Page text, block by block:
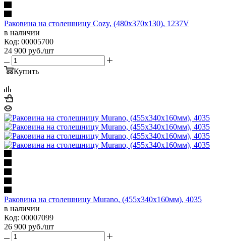
Раковина на столешницу Cozy, (480х370х130), 1237V
в наличии
Код: 00005700
24 900 руб./шт
Купить
Раковина на столешницу Murano, (455х340х160мм), 4035
в наличии
Код: 00007099
26 900 руб./шт